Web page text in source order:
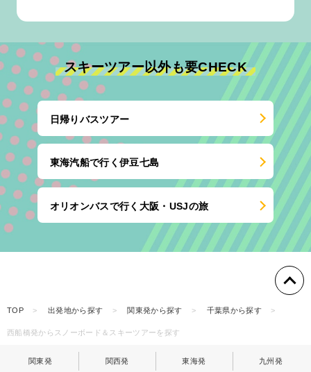
スキーツアー以外も要CHECK
日帰りバスツアー
東海汽船で行く伊豆七島
オリオンバスで行く大阪・USJの旅
TOP 出発地から探す 関東発から探す 千葉県から探す
西船橋発からスノーボード＆スキーツアーを探す
関東発 関西発 東海発 九州発